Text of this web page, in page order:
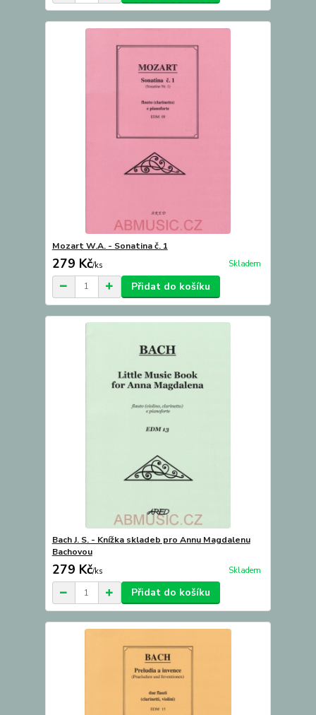
Mozart W.A. - Sonatina č. 1
279 Kč/ks Skladem
Přidat do košíku
Bach J. S. - Knížka skladeb pro Annu Magdalenu
Bachovou
279 Kč/ks Skladem
Přidat do košíku